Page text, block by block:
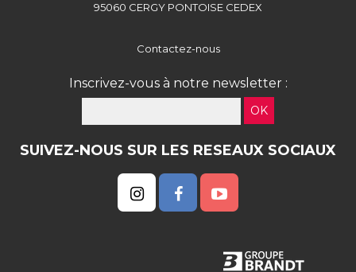
95060 CERGY PONTOISE CEDEX
Contactez-nous
Inscrivez-vous à notre newsletter :
OK
SUIVEZ-NOUS SUR LES RESEAUX SOCIAUX